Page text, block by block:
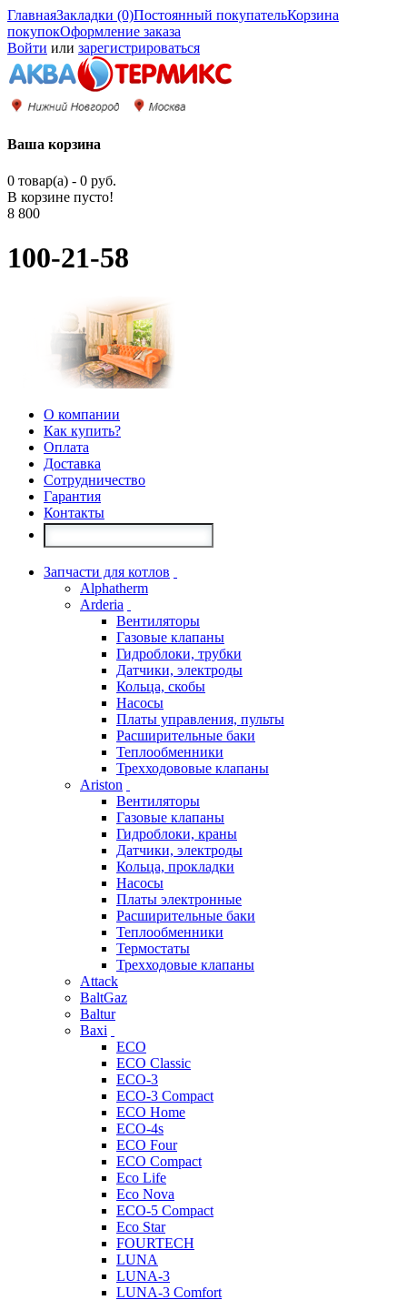
ГлавнаяЗакладки (0)Постоянный покупательКорзина
покупокОформление заказа
Войти или зарегистрироваться
Ваша корзина
0 товар(а) - 0 руб.
В корзине пусто!
8 800
100-21-58
О компании
Как купить?
Оплата
Доставка
Сотрудничество
Гарантия
Контакты
Запчасти для котлов
Alphatherm
Arderia
Вентиляторы
Газовые клапаны
Гидроблоки, трубки
Датчики, электроды
Кольца, скобы
Насосы
Платы управления, пульты
Расширительные баки
Теплообменники
Трехходововые клапаны
Ariston
Вентиляторы
Газовые клапаны
Гидроблоки, краны
Датчики, электроды
Кольца, прокладки
Насосы
Платы электронные
Расширительные баки
Теплообменники
Термостаты
Трехходовые клапаны
Attack
BaltGaz
Baltur
Baxi
ECO
ECO Classic
ECO-3
ECO-3 Compact
ECO Home
ECO-4s
ECO Four
ECO Compact
Eco Life
Eco Nova
ECO-5 Compact
Eco Star
FOURTECH
LUNA
LUNA-3
LUNA-3 Comfort